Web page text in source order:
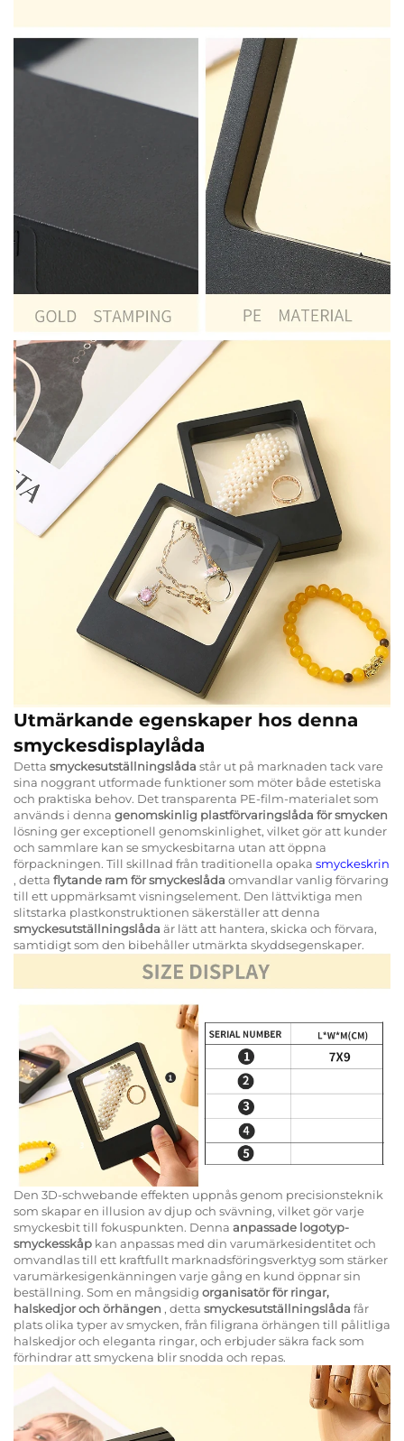
Utmärkande egenskaper hos denna
smyckesdisplaylåda
Detta smyckesutställningslåda står ut på marknaden tack vare
sina noggrant utformade funktioner som möter både estetiska
och praktiska behov. Det transparenta PE-film-materialet som
används i denna genomskinlig plastförvaringslåda för smycken
lösning ger exceptionell genomskinlighet, vilket gör att kunder
och sammlare kan se smyckesbitarna utan att öppna
förpackningen. Till skillnad från traditionella opaka smyckeskrin
, detta flytande ram för smyckeslåda omvandlar vanlig förvaring
till ett uppmärksamt visningselement. Den lättviktiga men
slitstarka plastkonstruktionen säkerställer att denna
smyckesutställningslåda är lätt att hantera, skicka och förvara,
samtidigt som den bibehåller utmärkta skyddsegenskaper.
Den 3D-schwebande effekten uppnås genom precisionsteknik
som skapar en illusion av djup och svävning, vilket gör varje
smyckesbit till fokuspunkten. Denna anpassade logotyp-
smyckesskåp kan anpassas med din varumärkesidentitet och
omvandlas till ett kraftfullt marknadsföringsverktyg som stärker
varumärkesigenkänningen varje gång en kund öppnar sin
beställning. Som en mångsidig organisatör för ringar,
halskedjor och örhängen , detta smyckesutställningslåda får
plats olika typer av smycken, från filigrana örhängen till pålitliga
halskedjor och eleganta ringar, och erbjuder säkra fack som
förhindrar att smyckena blir snodda och repas.